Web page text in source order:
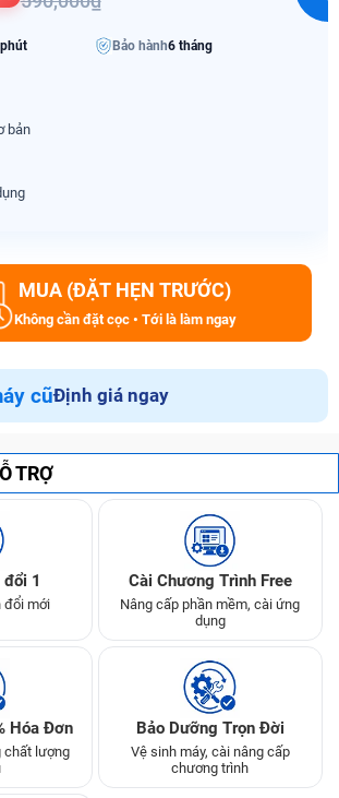
Bảo hành6 tháng
bản
MUA (ĐẶT HẸN TRƯỚC)
Không cần đặt cọc • Tới là làm ngay
cũĐịnh giá ngay
TRỢ
đổi 1
đổi mới
Cài Chương Trình Free
Nâng cấp phần mềm, cài ứng
dụng
Hóa Đơn
chất lượng
Bảo Dưỡng Trọn Đời
Vệ sinh máy, cài nâng cấp
chương trình